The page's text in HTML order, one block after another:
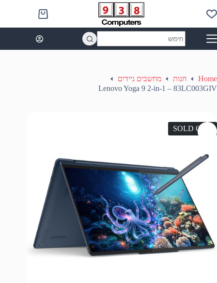
to
content
Shopping
cart
results
Home חנות
מחשבים ניידים
Lenovo Yoga 9 2-in-1 – 83LC003GIV
SOLD OUT